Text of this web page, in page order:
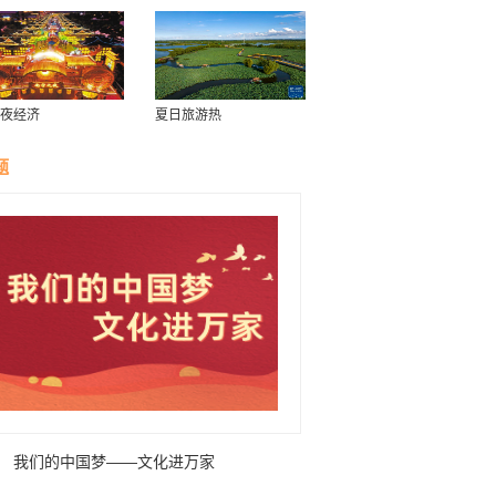
经济 夏日旅游热
我们的中国梦——文化进万家